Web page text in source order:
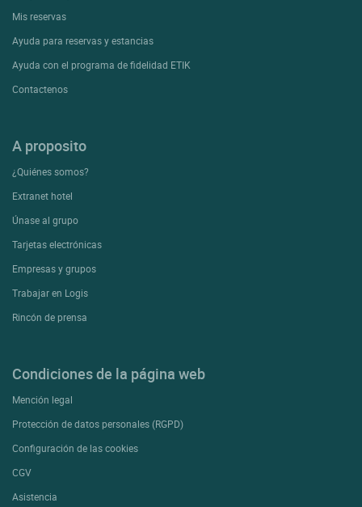
Mis reservas
Ayuda para reservas y estancias
Ayuda con el programa de fidelidad ETIK
Contactenos
A proposito
¿Quiénes somos?
Extranet hotel
Únase al grupo
Tarjetas electrónicas
Empresas y grupos
Trabajar en Logis
Rincón de prensa
Condiciones de la página web
Mención legal
Protección de datos personales (RGPD)
Configuración de las cookies
CGV
Asistencia